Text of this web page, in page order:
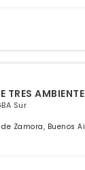
Sur
Zamora, Buenos